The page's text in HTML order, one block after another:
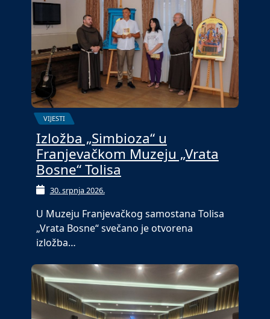
VIJESTI
Izložba „Simbioza“ u
Franjevačkom Muzeju „Vrata
Bosne“ Tolisa
30. srpnja 2026.
U Muzeju Franjevačkog samostana Tolisa
„Vrata Bosne“ svečano je otvorena
izložba…